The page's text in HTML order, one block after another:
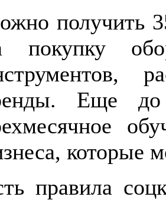
получить
покупку
Еще
которые
правила